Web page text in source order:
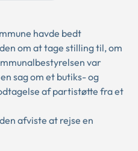
havde bedt
om at tage stilling til, om
var
sag om et butiks- og
af partistøtte fra et
afviste at rejse en